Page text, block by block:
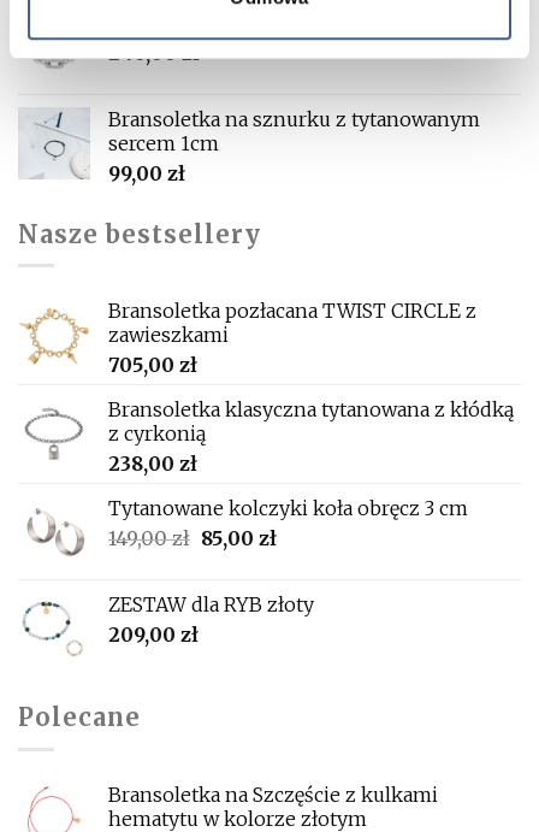
246,00zł
Bransoletka na sznurku z tytanowanym
sercem 1cm
99,00 zł
Nasze bestsellery
Bransoletka pozłacana TWIST CIRCLE z
zawieszkami
705,00 zł
Bransoletka klasyczna tytanowana z kłódką
z cyrkonią
238,00 zł
Tytanowane kolczyki koła obręcz 3 cm
149,00zł Pierwotna
149,00 zł.
85,00 złAktualna
85,00 zł.
ZESTAW dla RYB złoty
209,00 zł
Polecane
Bransoletka na Szczęście z kulkami
hematytu w kolorze złotym